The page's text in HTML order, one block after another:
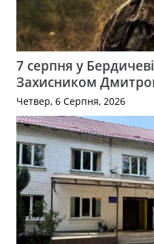
7 серпня у
Захисником
Четвер, 6 Серпня, 2026